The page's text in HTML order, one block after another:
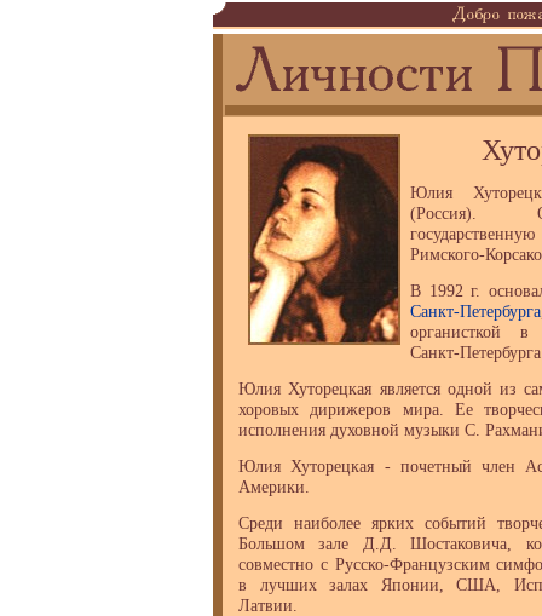
Юлия
(Россия).
Римского-
В 1992 г.
Санкт-Петербурга
органисткой в
Санкт-
Юлия Хуторецкая является одной из
хоровых дирижеров мира. Ее
исполнения духовной музыки С.
Юлия Хуторецкая - почетный член
Америки.
Среди наиболее ярких событий
Большом зале Д.Д. Шостаковича,
совместно с Русско-Французским
в лучших залах Японии, США,
Латвии.